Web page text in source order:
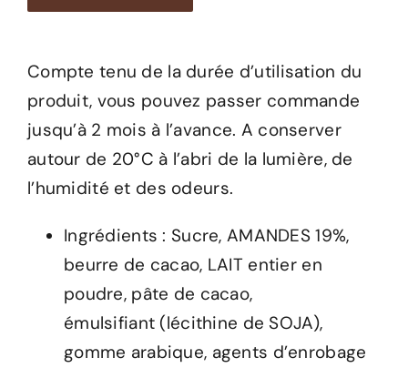
Compte tenu de la durée d’utilisation du
produit, vous pouvez passer commande
jusqu’à 2 mois à l’avance. A conserver
autour de 20°C à l’abri de la lumière, de
l’humidité et des odeurs.
Ingrédients : Sucre, AMANDES 19%,
beurre de cacao, LAIT entier en
poudre, pâte de cacao,
émulsifiant (lécithine de SOJA),
gomme arabique, agents d’enrobage